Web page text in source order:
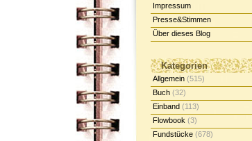
Impressum
Presse&Stimmen
Über dieses Blog
Kategorien
Allgemein (515)
Buch (32)
Einband (113)
Flowbook (3)
Fundstücke (678)